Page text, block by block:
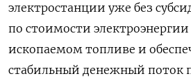
электростанции уже без
по стоимости
ископаемом топливе и
стабильный денежный поток